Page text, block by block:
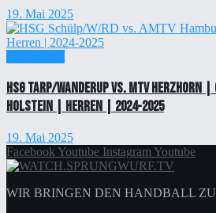
19. Mai 2025
HSG Tarp/Wanderup vs. MTV Herzhorn
Holstein | Herren | 2024-2025
19. Mai 2025
Facebook Youtube Instagram Youtube
WIR BRINGEN DEN HANDBALL